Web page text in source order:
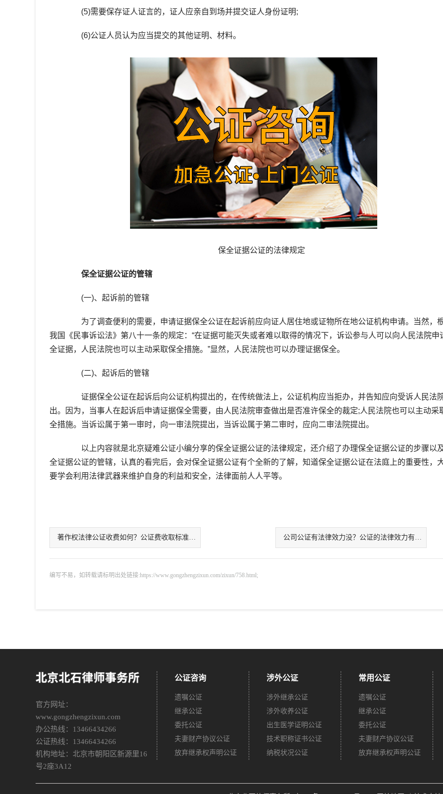
(5)需要保存证人证言的，证人应亲自到场并提交证人身份证明;
(6)公证人员认为应当提交的其他证明、材料。
保全证据公证的法律规定
保全证据公证的管辖
(一)、起诉前的管辖
为了调查便利的需要，申请证据保全公证在起诉前应向证人居住地或证物所在地公证机构申请。当然，
我国《民事诉讼法》第八十一条的规定：“在证据可能灭失或者难以取得的情况下，诉讼参与人可以向人民法院申
全证据，人民法院也可以主动采取保全措施。”显然，人民法院也可以办理证据保全。
(二)、起诉后的管辖
证据保全公证在起诉后向公证机构提出的，在传统做法上，公证机构应当拒办，并告知应向受诉人民法
出。因为，当事人在起诉后申请证据保全需要，由人民法院审查做出是否准许保全的裁定;人民法院也可以主动采
全措施。当诉讼属于第一审时，向一审法院提出，当诉讼属于第二审时，应向二审法院提出。
以上内容就是北京疑难公证小编分享的保全证据公证的法律规定，还介绍了办理保全证据公证的步骤以
全证据公证的管辖，认真的看完后，会对保全证据公证有个全新的了解，知道保全证据公证在法庭上的重要性，
要学会利用法律武器来维护自身的利益和安全，法律面前人人平等。
著作权法律公证收费如何？公证费收取标准是什么样的？ 公司公证有法律效力没？公证的法律效力有哪些价值？
编写不易，如转载请标明出处链接:https://www.gongzhengzixun.com/zixun/758.html;
官方网址：
www.gongzhengzixun.com
办公热线：13466434266
公证热线：13466434266
机构地址：北京市朝阳区新源里16
号2座3A12
公证咨询
遗嘱公证
继承公证
委托公证
夫妻财产协议公证
放弃继承权声明公证
涉外公证
涉外继承公证
涉外收养公证
出生医学证明公证
技术职称证书公证
纳税状况公证
常用公证
遗嘱公证
继承公证
委托公证
夫妻财产协议公证
放弃继承权声明公证